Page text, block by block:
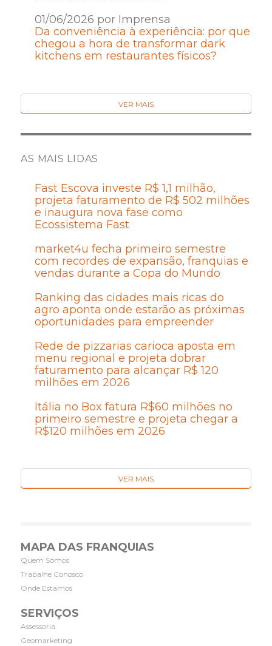
01/06/2026 por Imprensa
Da conveniência à experiência: por que
chegou a hora de transformar dark
kitchens em restaurantes físicos?
VER MAIS
AS MAIS LIDAS
Fast Escova investe R$ 1,1 milhão,
projeta faturamento de R$ 502 milhões
e inaugura nova fase como
Ecossistema Fast
market4u fecha primeiro semestre
com recordes de expansão, franquias e
vendas durante a Copa do Mundo
Ranking das cidades mais ricas do
agro aponta onde estarão as próximas
oportunidades para empreender
Rede de pizzarias carioca aposta em
menu regional e projeta dobrar
faturamento para alcançar R$ 120
milhões em 2026
Itália no Box fatura R$60 milhões no
primeiro semestre e projeta chegar a
R$120 milhões em 2026
VER MAIS
MAPA DAS FRANQUIAS
Quem Somos
Trabalhe Conosco
Onde Estamos
SERVIÇOS
Assessoria
Geomarketing